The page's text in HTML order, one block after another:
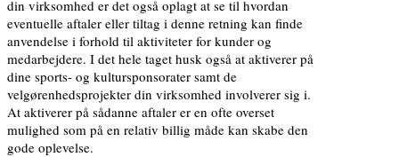
din virksomhed er det også oplagt at se til hvordan
eventuelle aftaler eller tiltag i denne retning kan finde
anvendelse i forhold til aktiviteter for kunder og
medarbejdere. I det hele taget husk også at aktiverer på
dine sports- og kultursponsorater samt de
velgørenhedsprojekter din virksomhed involverer sig i.
At aktiverer på sådanne aftaler er en ofte overset
mulighed som på en relativ billig måde kan skabe den
gode oplevelse.